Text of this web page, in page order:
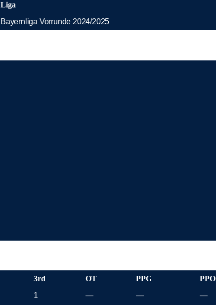
Liga
Bayernliga Vorrunde 2024/2025
3rd OT PPG PPO
1 — — —